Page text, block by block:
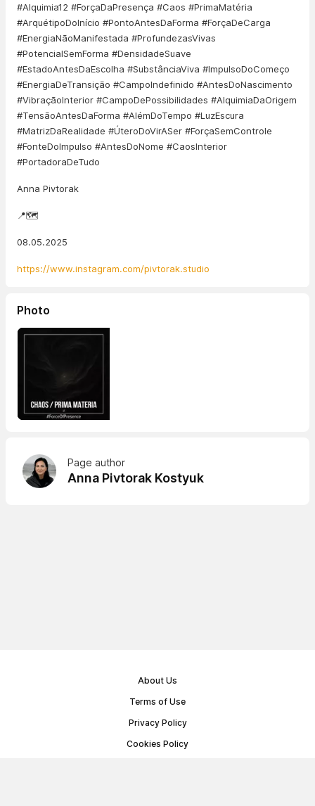
#Alquimia12 #ForçaDaPresença #Caos #PrimaMatéria
#ArquétipoDoInício #PontoAntesDaForma #ForçaDeCarga
#EnergiaNãoManifestada #ProfundezasVivas
#PotencialSemForma #DensidadeSuave
#EstadoAntesDaEscolha #SubstânciaViva #ImpulsoDoComeço
#EnergiaDeTransição #CampoIndefinido #AntesDoNascimento
#VibraçãoInterior #CampoDePossibilidades #AlquimiaDaOrigem
#TensãoAntesDaForma #AlémDoTempo #LuzEscura
#MatrizDaRealidade #ÚteroDoVirASer #ForçaSemControle
#FonteDoImpulso #AntesDoNome #CaosInterior
#PortadoraDeTudo
Anna Pivtorak
📍🗺️
08.05.2025
https://www.instagram.com/pivtorak.studio
Photo
Page author
Anna Pivtorak Kostyuk
About Us
Terms of Use
Privacy Policy
Cookies Policy